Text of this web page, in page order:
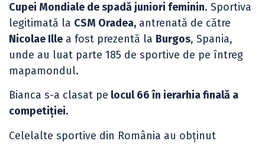
Cupei Mondiale de spadă juniori feminin. Sportiva
legitimată la CSM Oradea, antrenată de către
Nicolae Ille a fost prezentă la Burgos, Spania,
unde au luat parte 185 de sportive de pe întreg
mapamondul.
Bianca s-a clasat pe locul 66 în ierarhia finală a
competiției.
Celelalte sportive din România au obținut